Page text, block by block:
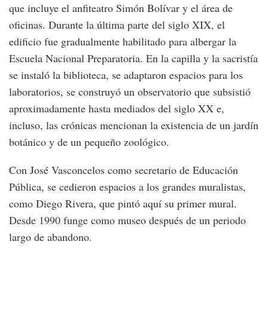
que incluye el anfiteatro Simón Bolívar y el área de
oficinas. Durante la última parte del siglo XIX, el
edificio fue gradualmente habilitado para albergar la
Escuela Nacional Preparatoria. En la capilla y la sacristía
se instaló la biblioteca, se adaptaron espacios para los
laboratorios, se construyó un observatorio que subsistió
aproximadamente hasta mediados del siglo XX e,
incluso, las crónicas mencionan la existencia de un jardín
botánico y de un pequeño zoológico.
Con José Vasconcelos como secretario de Educación
Pública, se cedieron espacios a los grandes muralistas,
como Diego Rivera, que pintó aquí su primer mural.
Desde 1990 funge como museo después de un periodo
largo de abandono.